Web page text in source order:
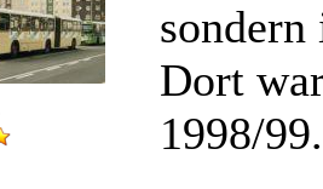
Dort
1998/99.